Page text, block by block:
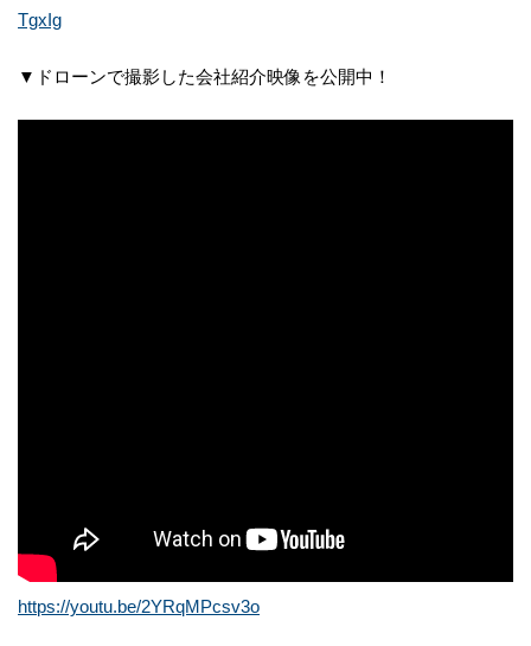
TgxIg
▼ドローンで撮影した会社紹介映像を公開中！
https://youtu.be/2YRqMPcsv3o